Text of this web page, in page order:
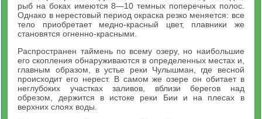
рыб на боках имеются 8—10 темных поперечных полос.
Однако в нерестовый период окраска резко меняется: все
тело приобретает медно-красный цвет, плавники же
становятся огненно-красными.
Распространен таймень по всему озеру, но наибольшие
его скопления обнаруживаются в определенных местах и,
главным образом, в устье реки Чулышман, где весной
происходит его нерест. В самом же озере он обитает в
неглубоких участках заливов, вблизи берегов над
обрезом, держится в истоке реки Бии и на плесах в
верхних слоях воды.